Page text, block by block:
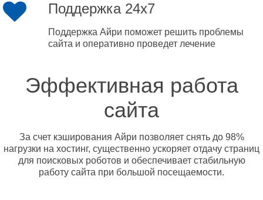
Поддержка 24x7
Поддержка Айри поможет решить проблемы
сайта и оперативно проведет лечение
Эффективная работа
сайта
За счет кэширования Айри позволяет снять до 98%
нагрузки на хостинг, существенно ускоряет отдачу страниц
для поисковых роботов и обеспечивает стабильную
работу сайта при большой посещаемости.